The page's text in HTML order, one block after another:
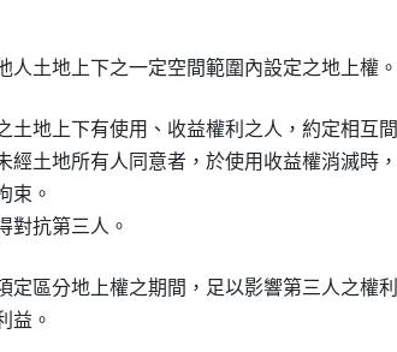
人土地上下之一定空間範圍內設定之地上權。
土地上下有使用、收益權利之人，約定相互間
經土地所有人同意者，於使用收益權消滅時，
束。
對抗第三人。
定區分地上權之期間，足以影響第三人之權利
益。